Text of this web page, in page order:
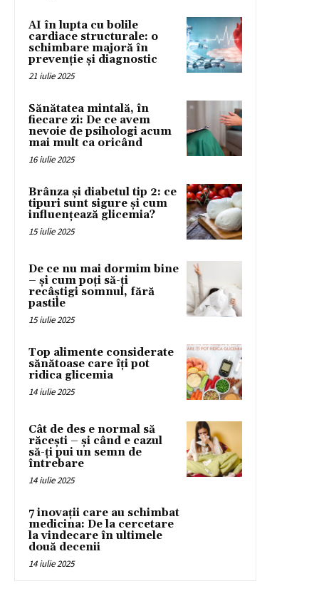
AI în lupta cu bolile
cardiace structurale: o
schimbare majoră în
prevenție și diagnostic
21 iulie 2025
Sănătatea mintală, în
fiecare zi: De ce avem
nevoie de psihologi acum
mai mult ca oricând
16 iulie 2025
Brânza și diabetul tip 2: ce
tipuri sunt sigure și cum
influențează glicemia?
15 iulie 2025
De ce nu mai dormim bine
– și cum poți să-ți
recâștigi somnul, fără
pastile
15 iulie 2025
Top alimente considerate
sănătoase care îți pot
ridica glicemia
14 iulie 2025
Cât de des e normal să
răcești – și când e cazul
să-ți pui un semn de
întrebare
14 iulie 2025
7 inovații care au schimbat
medicina: De la cercetare
la vindecare în ultimele
două decenii
14 iulie 2025